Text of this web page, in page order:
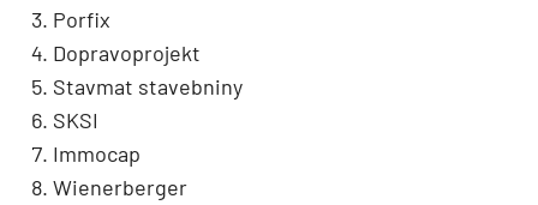
Porfix
Dopravoprojekt
Stavmat stavebniny
SKSI
Immocap
Wienerberger